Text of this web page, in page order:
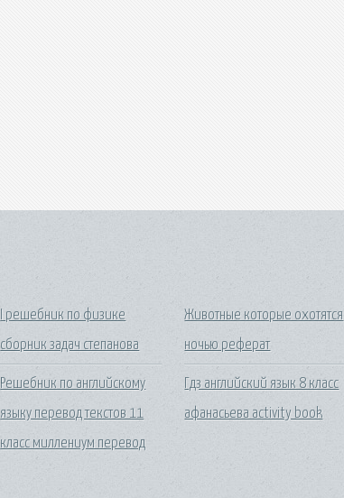
I решебник по физике
сборник задач степанова
Решебник по английскому
языку перевод текстов 11
класс миллениум перевод
Животные которые охотятся
ночью реферат
Гдз английский язык 8 класс
афанасьева activity book